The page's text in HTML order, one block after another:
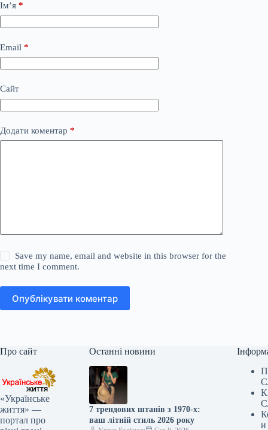
Ім’я *
Email *
Сайт
Додати коментар *
Save my name, email and website in this browser for the
next time I comment.
Опублікувати коментар
Про сайт
«Українське
життя» —
портал про
Останні новини
7 трендових штанів з 1970-х:
ваш літній стиль 2026 року
и